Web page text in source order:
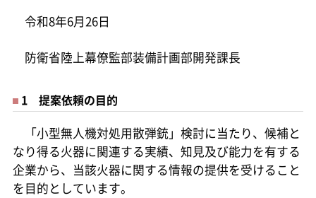
令和8年6月26日
防衛省陸上幕僚監部装備計画部開発課長
1 提案依頼の目的
「小型無人機対処用散弾銃」検討に当たり、候補と
なり得る火器に関連する実績、知見及び能力を有する
企業から、当該火器に関する情報の提供を受けること
を目的としています。